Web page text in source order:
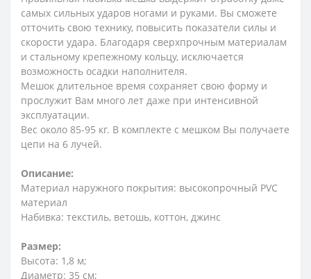
самых сильных ударов ногами и руками. Вы сможете
отточить свою технику, повысить показатели силы и
скорости удара. Благодаря сверхпрочным материалам
и стальному крепежному кольцу, исключается
возможность осадки наполнителя.
Мешок длительное время сохраняет свою форму и
прослужит Вам много лет даже при интенсивной
эксплуатации.
Вес около 85-95 кг. В комплекте с мешком Вы получаете
цепи на 6 лучей.
Описание:
Материал наружного покрытия: высокопрочный PVC
материал
Набивка: текстиль, ветошь, коттон, джинс
Размер:
Высота: 1,8 м;
Диаметр: 35 см;